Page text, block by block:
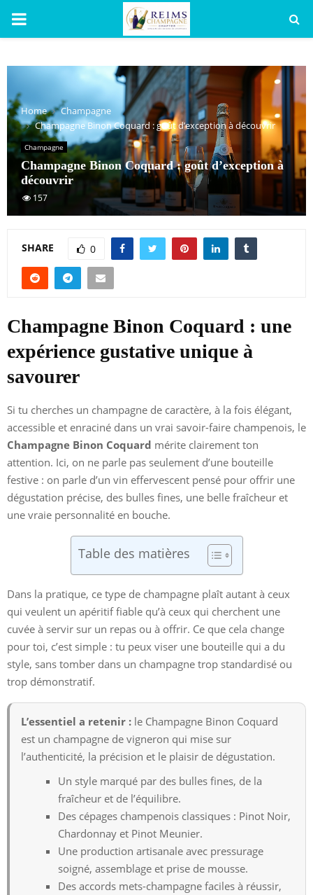
PRIMARY
Home
Champagne
Champagne Binon Coquard : goût d’exception à découvrir
Champagne
Champagne Binon Coquard : goût d’exception à
découvrir
157
SHARE 0
Champagne Binon Coquard : une
expérience gustative unique à
savourer
Si tu cherches un champagne de caractère, à la fois élégant,
accessible et enraciné dans un vrai savoir-faire champenois, le
Champagne Binon Coquard mérite clairement ton
attention. Ici, on ne parle pas seulement d’une bouteille
festive : on parle d’un vin effervescent pensé pour offrir une
dégustation précise, des bulles fines, une belle fraîcheur et
une vraie personnalité en bouche.
Table des matières
Dans la pratique, ce type de champagne plaît autant à ceux
qui veulent un apéritif fiable qu’à ceux qui cherchent une
cuvée à servir sur un repas ou à offrir. Ce que cela change
pour toi, c’est simple : tu peux viser une bouteille qui a du
style, sans tomber dans un champagne trop standardisé ou
trop démonstratif.
L’essentiel a retenir : le Champagne Binon Coquard
est un champagne de vigneron qui mise sur
l’authenticité, la précision et le plaisir de dégustation.
Un style marqué par des bulles fines, de la
fraîcheur et de l’équilibre.
Des cépages champenois classiques : Pinot Noir,
Chardonnay et Pinot Meunier.
Une production artisanale avec pressurage
soigné, assemblage et prise de mousse.
Des accords mets-champagne faciles à réussir,